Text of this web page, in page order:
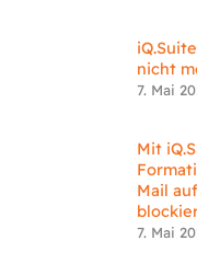
nicht
7. Mai
Mit
Mail
7. Mai